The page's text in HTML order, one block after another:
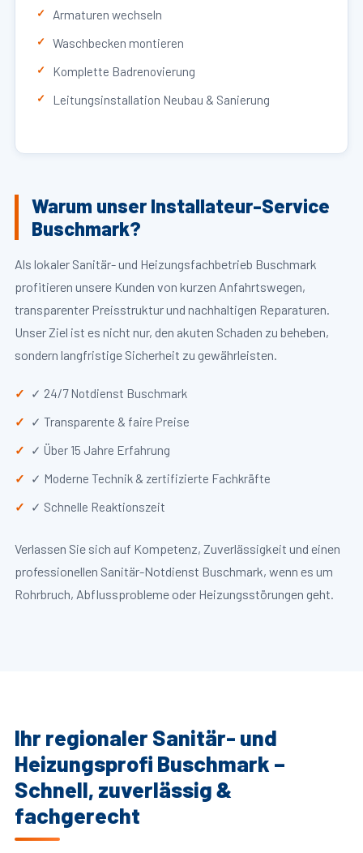
Armaturen wechseln
Waschbecken montieren
Komplette Badrenovierung
Leitungsinstallation Neubau & Sanierung
Warum unser Installateur-Service
Buschmark?
Als lokaler Sanitär- und Heizungsfachbetrieb Buschmark
profitieren unsere Kunden von kurzen Anfahrtswegen,
transparenter Preisstruktur und nachhaltigen Reparaturen.
Unser Ziel ist es nicht nur, den akuten Schaden zu beheben,
sondern langfristige Sicherheit zu gewährleisten.
✓ 24/7 Notdienst Buschmark
✓ Transparente & faire Preise
✓ Über 15 Jahre Erfahrung
✓ Moderne Technik & zertifizierte Fachkräfte
✓ Schnelle Reaktionszeit
Verlassen Sie sich auf Kompetenz, Zuverlässigkeit und einen
professionellen Sanitär-Notdienst Buschmark, wenn es um
Rohrbruch, Abflussprobleme oder Heizungsstörungen geht.
Ihr regionaler Sanitär- und
Heizungsprofi Buschmark –
Schnell, zuverlässig &
fachgerecht